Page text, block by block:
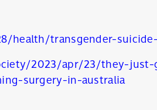
health/transgender-
2023/apr/23/they-
surgery-in-australia